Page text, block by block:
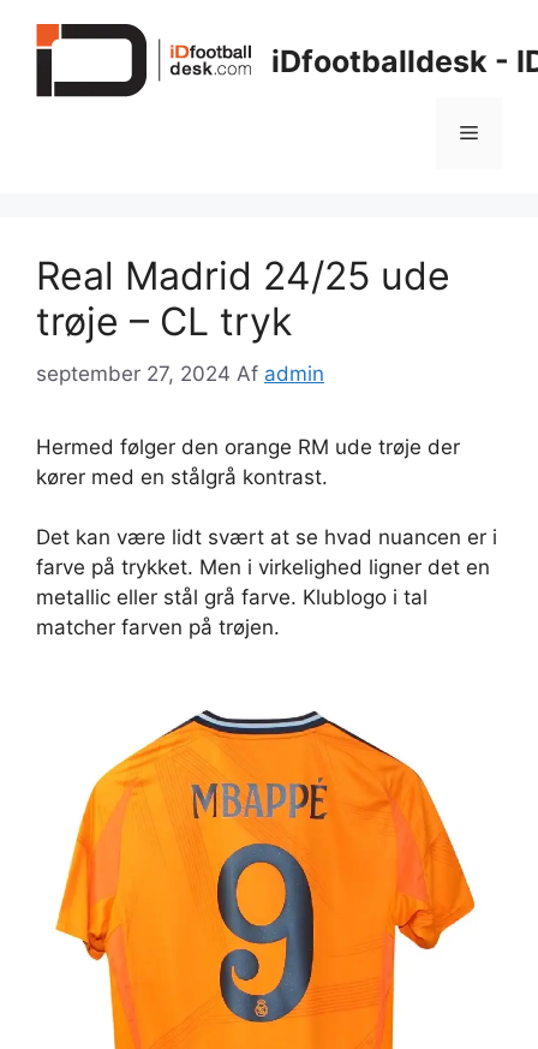
iDfootballdesk -
Menu
Real Madrid 24/25 ude
trøje – CL tryk
september 27, 2024 Af admin
Hermed følger den orange RM ude trøje der
kører med en stålgrå kontrast.
Det kan være lidt svært at se hvad nuancen er i
farve på trykket. Men i virkelighed ligner det en
metallic eller stål grå farve. Klublogo i tal
matcher farven på trøjen.